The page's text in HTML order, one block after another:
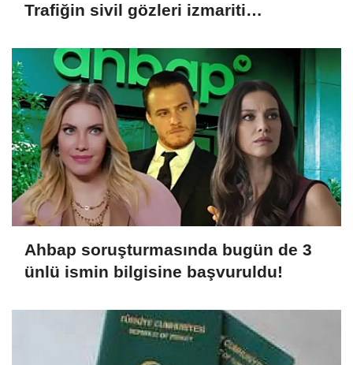
Trafiğin sivil gözleri izmariti
Ahbap soruşturmasında bugün de 3
ünlü ismin bilgisine başvuruldu!